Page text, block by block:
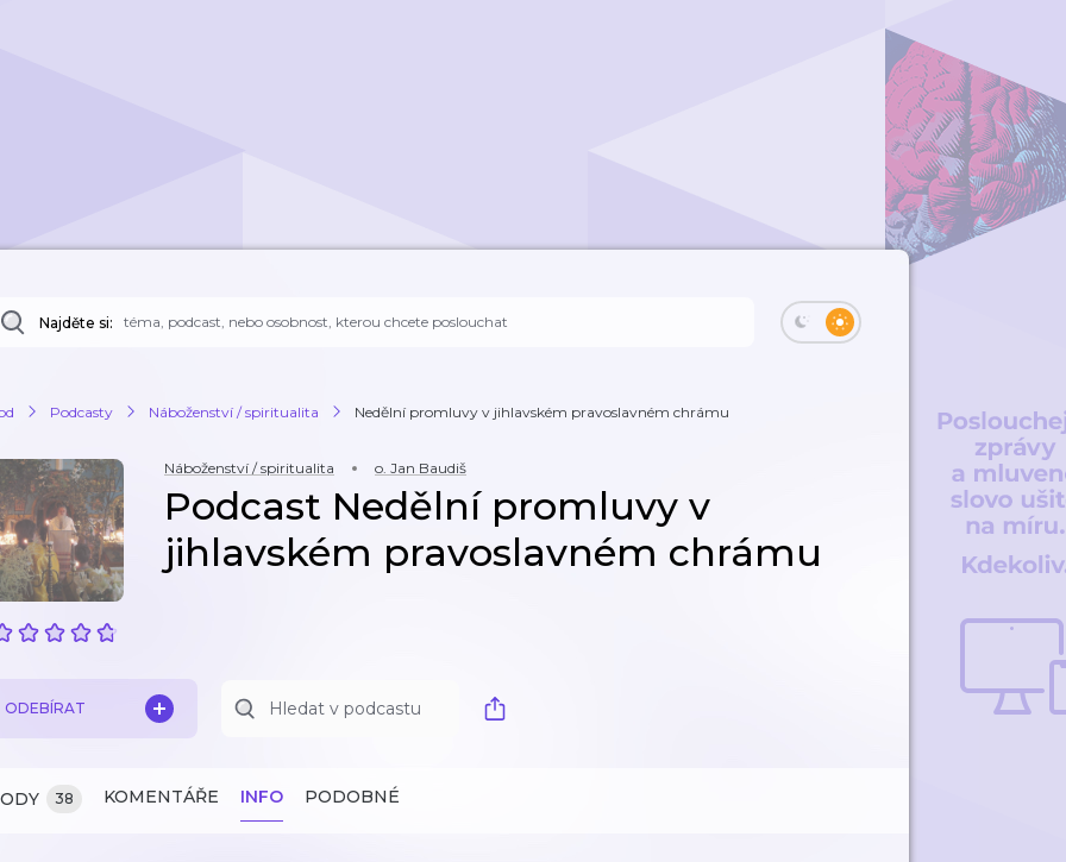
Najděte si:
Podcasty Náboženství / spiritualita Nedělní promluvy v jihlavském pravoslavném chrámu
Náboženství / spiritualita o. Jan Baudiš
Podcast Nedělní promluvy v
jihlavském pravoslavném chrámu
ODEBÍRAT
38 KOMENTÁŘE INFO PODOBNÉ